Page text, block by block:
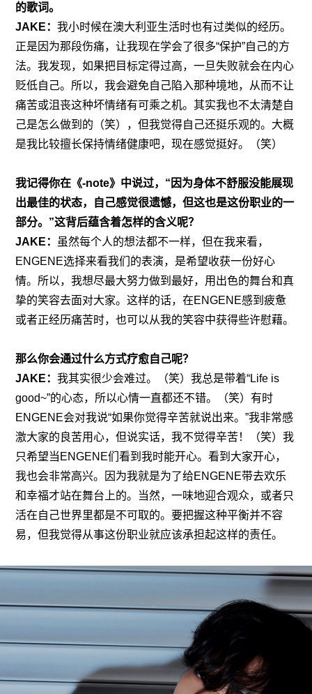
的歌词。
JAKE：我小时候在澳大利亚生活时也有过类似的经历。
正是因为那段伤痛，让我现在学会了很多“保护”自己的方
法。我发现，如果把目标定得过高，一旦失败就会在内心
贬低自己。所以，我会避免自己陷入那种境地，从而不让
痛苦或沮丧这种坏情绪有可乘之机。其实我也不太清楚自
己是怎么做到的（笑），但我觉得自己还挺乐观的。大概
是我比较擅长保持情绪健康吧，现在感觉挺好。（笑）
我记得你在《-note》中说过，“因为身体不舒服没能展现
出最佳的状态，自己感觉很遗憾，但这也是这份职业的一
部分。”这背后蕴含着怎样的含义呢？
JAKE： 虽然每个人的想法都不一样，但在我来看，
ENGENE选择来看我们的表演，是希望收获一份好心
情。所以，我想尽最大努力做到最好，用出色的舞台和真
挚的笑容去面对大家。这样的话，在ENGENE感到疲惫
或者正经历痛苦时，也可以从我的笑容中获得些许慰藉。
那么你会通过什么方式疗愈自己呢？
JAKE：我其实很少会难过。（笑）我总是带着“Life is
good~”的心态，所以心情一直都还不错。（笑）有时
ENGENE会对我说“如果你觉得辛苦就说出来。”我非常感
激大家的良苦用心，但说实话，我不觉得辛苦！（笑）我
只希望当ENGENE们看到我时能开心。看到大家开心，
我也会非常高兴。因为我就是为了给ENGENE带去欢乐
和幸福才站在舞台上的。当然，一味地迎合观众，或者只
活在自己世界里都是不可取的。要把握这种平衡并不容
易，但我觉得从事这份职业就应该承担起这样的责任。